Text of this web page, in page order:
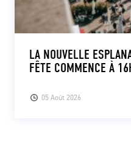
05 Août 2026
LA NOUVELLE
FÊTE COMMENCE À